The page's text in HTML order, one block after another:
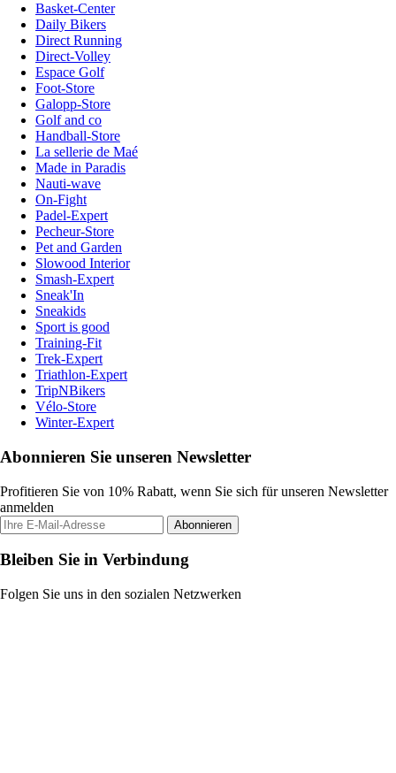
Basket-Center
Daily Bikers
Direct Running
Direct-Volley
Espace Golf
Foot-Store
Galopp-Store
Golf and co
Handball-Store
La sellerie de Maé
Made in Paradis
Nauti-wave
On-Fight
Padel-Expert
Pecheur-Store
Pet and Garden
Slowood Interior
Smash-Expert
Sneak'In
Sneakids
Sport is good
Training-Fit
Trek-Expert
Triathlon-Expert
TripNBikers
Vélo-Store
Winter-Expert
Abonnieren Sie unseren Newsletter
Profitieren Sie von 10% Rabatt, wenn Sie sich für unseren Newsletter
anmelden
Abonnieren
Bleiben Sie in Verbindung
Folgen Sie uns in den sozialen Netzwerken